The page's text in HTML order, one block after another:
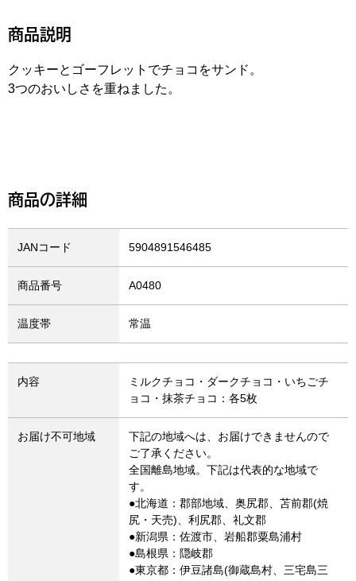
商品説明
クッキーとゴーフレットでチョコをサンド。
3つのおいしさを重ねました。
商品の詳細
JANコード 5904891546485
商品番号 A0480
温度帯 常温
内容
ミルクチョコ・ダークチョコ・いちごチ
ョコ・抹茶チョコ：各5枚
お届け不可地域
下記の地域へは、お届けできませんので
ご了承ください。
全国離島地域。下記は代表的な地域で
す。
●北海道：郡部地域、奥尻郡、苫前郡(焼
尻・天売)、利尻郡、礼文郡
●新潟県：佐渡市、岩船郡粟島浦村
●島根県：隠岐郡
●東京都：伊豆諸島(御蔵島村、三宅島三